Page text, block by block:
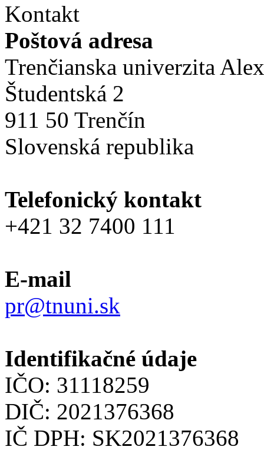
Kontakt
Poštová adresa
Trenčianska univerzita
Študentská 2
911 50 Trenčín
Slovenská republika
Telefonický kontakt
+421 32 7400 111
E-mail
pr@tnuni.sk
Identifikačné údaje
IČO: 31118259
DIČ: 2021376368
IČ DPH: SK2021376368